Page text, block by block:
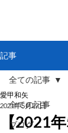
記事
全ての記事
ブログ
全ての記事
【2021
愛甲和矢
2021年5月27日